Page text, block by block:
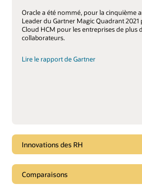
Oracle a été nommé, pour la cinquième
Leader du Gartner Magic Quadrant 2021
Cloud HCM pour les entreprises de plus
collaborateurs.
Lire le rapport de Gartner
Innovations des RH
Comparaisons